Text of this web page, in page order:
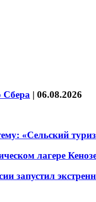
Сбера | 06.08.2026
«Сельский
лагере
запустил